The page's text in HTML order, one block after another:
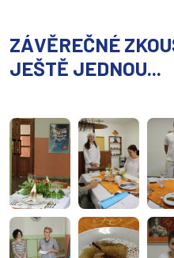
ZÁVĚREČNÉ
JEŠTĚ JEDNOU...